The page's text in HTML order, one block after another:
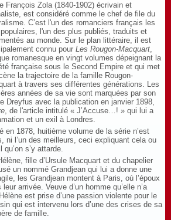
François Zola (1840-1902) écrivain et
est considéré comme le chef de file du
C’est l'un des romanciers français les
l'un des plus publiés, traduits et
au monde. Sur le plan littéraire, il est
connu pourLes Rougon-Macquart,
romanesque en vingt volumes dépeignant la
française sous le Second Empire et qui met
la trajectoire de la famille Rougon-
à travers ses différentes générations. Les
années de sa vie sont marquées par son
Dreyfus avec la publication en janvier 1898,
, de l'article intitulé « J’Accuse…! » qui lui a
et un exil à Londres.
en 1878, huitième volume de la série n’est
ni l’un des meilleurs, ceci expliquant cela ou
qu’on s’y attarde.
fille d’Ursule Macquart et du chapelier
un nommé Grandjean qui lui a donne une
les Grandjean montent à Paris, où l’époux
arrivée. Veuve d’un homme qu’elle n’a
est prise d’une passion violente pour le
qui est intervenu lors d’une des crises de sa
de famille.